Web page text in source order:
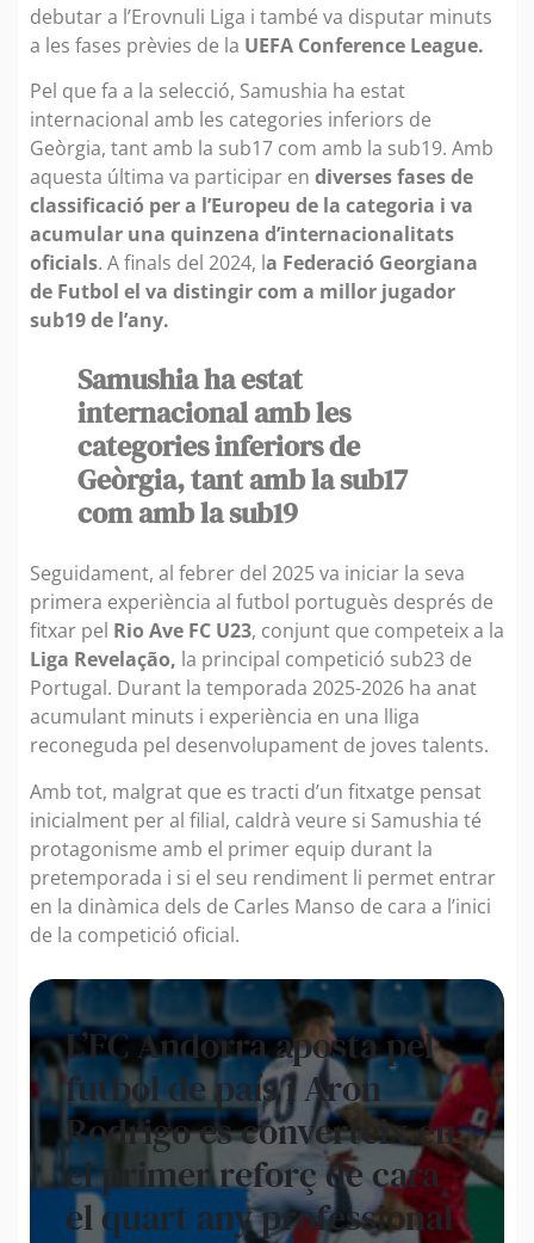
debutar a l’Erovnuli Liga i també va disputar minuts
a les fases prèvies de la UEFA Conference League.
Pel que fa a la selecció, Samushia ha estat
internacional amb les categories inferiors de
Geòrgia, tant amb la sub17 com amb la sub19. Amb
aquesta última va participar en diverses fases de
classificació per a l’Europeu de la categoria i va
acumular una quinzena d’internacionalitats
oficials. A finals del 2024, la Federació Georgiana
de Futbol el va distingir com a millor jugador
sub19 de l’any.
Samushia ha estat
internacional amb les
categories inferiors de
Geòrgia, tant amb la sub17
com amb la sub19
Seguidament, al febrer del 2025 va iniciar la seva
primera experiència al futbol portuguès després de
fitxar pel Rio Ave FC U23, conjunt que competeix a la
Liga Revelação, la principal competició sub23 de
Portugal. Durant la temporada 2025-2026 ha anat
acumulant minuts i experiència en una lliga
reconeguda pel desenvolupament de joves talents.
Amb tot, malgrat que es tracti d’un fitxatge pensat
inicialment per al filial, caldrà veure si Samushia té
protagonisme amb el primer equip durant la
pretemporada i si el seu rendiment li permet entrar
en la dinàmica dels de Carles Manso de cara a l’inici
de la competició oficial.
L’FC Andorra aposta pel
futbol de país i Aron
Rodrigo es converteix en
el primer reforç de cara
el quart any professional